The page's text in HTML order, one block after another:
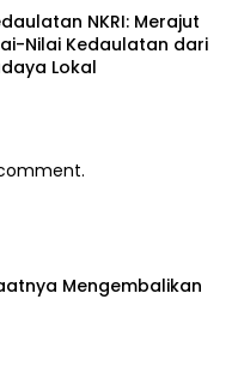
NKRI: Merajut
Nilai Kedaulatan dari
Lokal
Mengembalikan